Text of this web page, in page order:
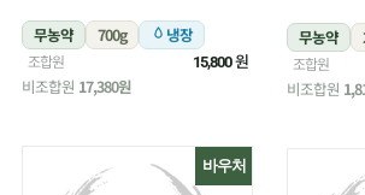
무농약 700g 냉장
조합원 15,800원
비조합원 17,380원
무농약
조합원
비조합원
바우처